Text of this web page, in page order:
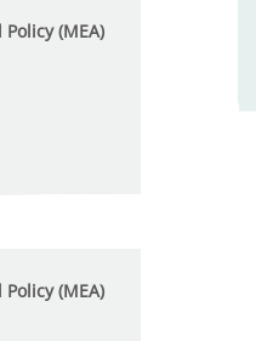
Policy (MEA)
Policy (MEA)